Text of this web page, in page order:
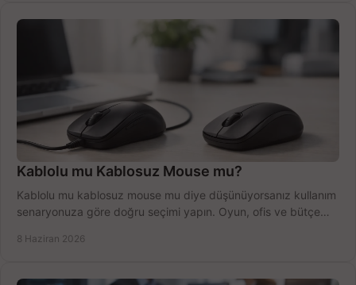
Kablolu mu Kablosuz Mouse mu?
Kablolu mu kablosuz mouse mu diye düşünüyorsanız kullanım
senaryonuza göre doğru seçimi yapın. Oyun, ofis ve bütçe
8 Haziran 2026